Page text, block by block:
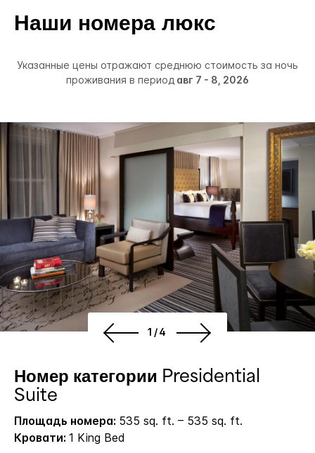
Наши номера люкс
Указанные цены отражают среднюю стоимость за ночь
проживания в период авг 7 - 8, 2026
1/4
Номер категории Presidential
Suite
Площадь номера: 535 sq. ft. – 535 sq. ft.
Кровати: 1 King Bed